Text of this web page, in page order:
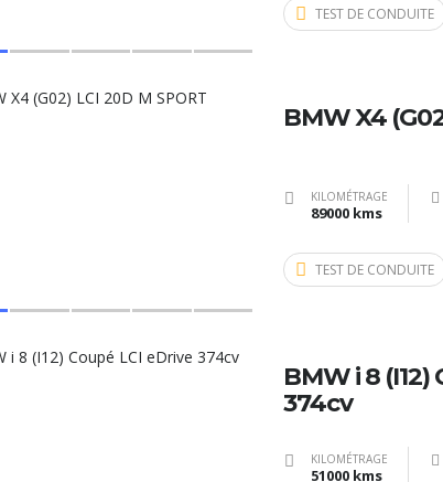
TEST DE CONDUITE
BMW X4
KILOMÉTRAGE
89000 kms
TEST DE CONDUITE
BMW i 8
374cv
KILOMÉTRAGE
51000 kms